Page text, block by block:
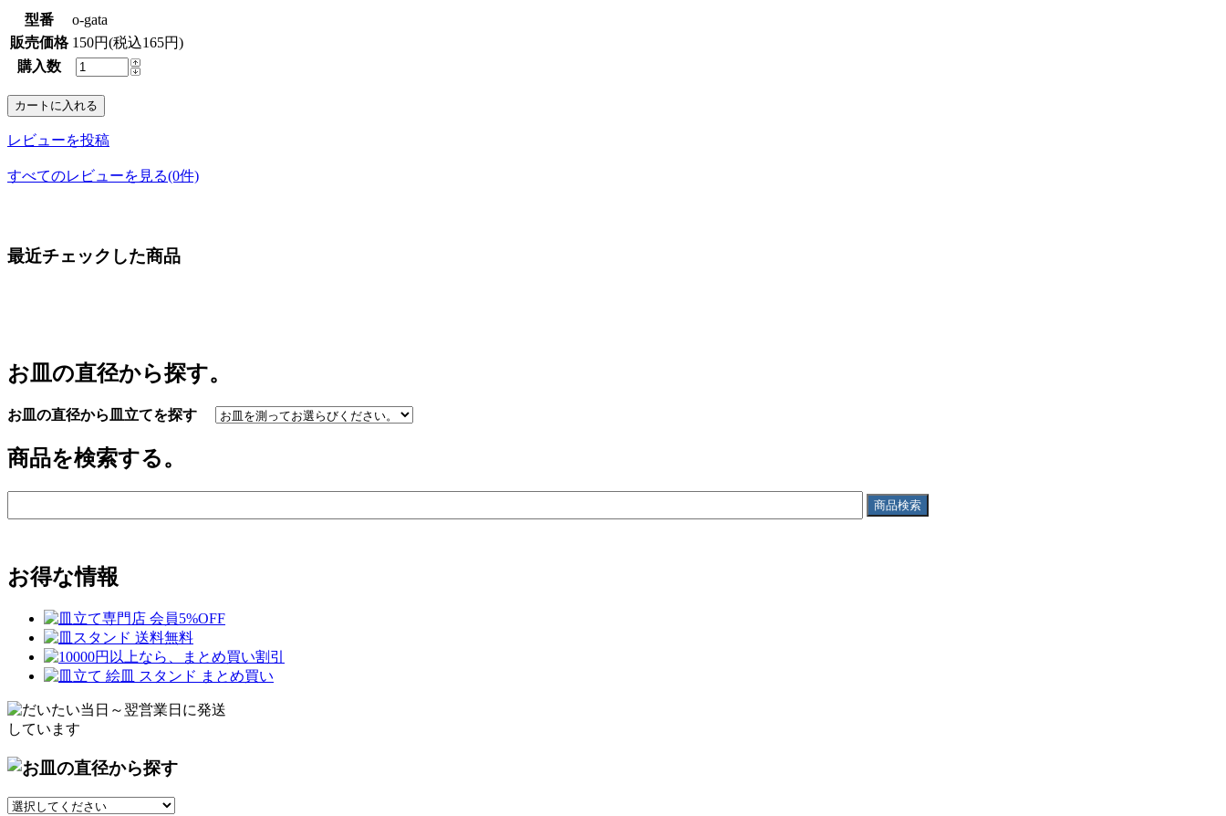
型番
o-gata
販売価格 150円(税込165円)
購入数
レビューを投稿
すべてのレビューを見る(0件)
最近チェックした商品
お皿の直径から探す。
お皿の直径から皿立てを探す
商品を検索する。
お得な情報